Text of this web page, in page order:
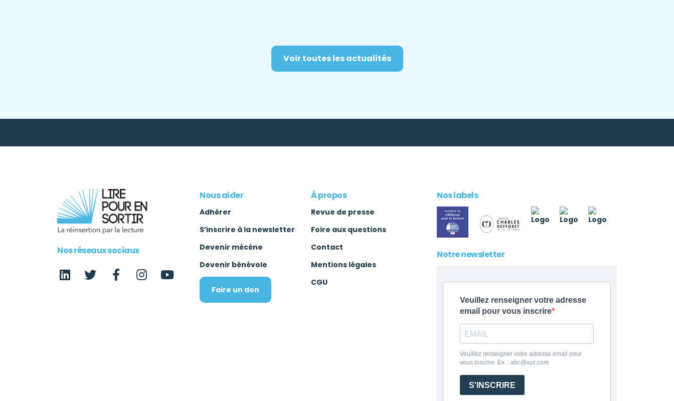
Voir toutes les actualités
Nos réseaux sociaux
Nous aider
Adhérer
S’inscrire à la newsletter
Devenir mécène
Devenir bénévole
Faire un don
À propos
Revue de presse
Foire aux questions
Contact
Mentions légales
CGU
Nos labels
Notre newsletter
Veuillez renseigner votre adresse
email pour vous inscrire
Veuillez renseigner votre adresse email pour
vous inscrire. Ex. : abc@xyz.com
S'INSCRIRE